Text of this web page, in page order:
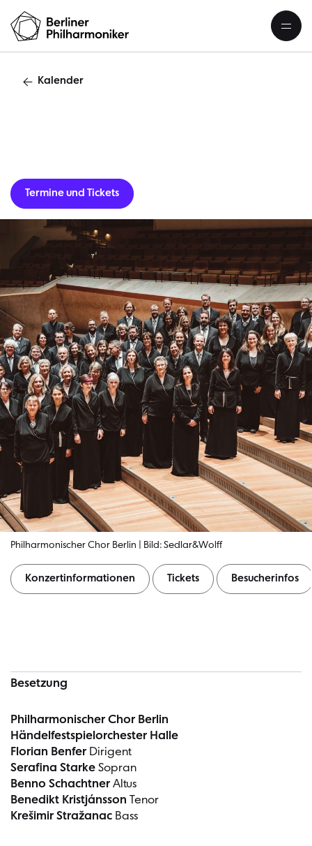
Kalender
Termine und Tickets
Philharmonischer Chor Berlin | Bild: Sedlar&Wolff
Konzertinformationen Tickets Besucherinfos
Besetzung
Philharmonischer Chor Berlin
Händelfestspielorchester Halle
Florian Benfer Dirigent
Serafina Starke Sopran
Benno Schachtner Altus
Benedikt Kristjánsson Tenor
Krešimir Stražanac Bass